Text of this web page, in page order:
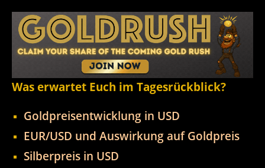
Was erwartet Euch im Tagesrückblick?
Goldpreisentwicklung in USD
EUR/USD und Auswirkung auf Goldpreis
Silberpreis in USD